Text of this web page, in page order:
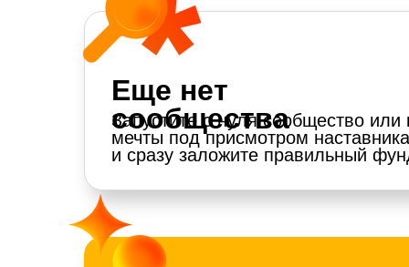
Еще нет
сообщества
Запустите с нуля сообщество или
мечты под присмотром наставника
и сразу заложите правильный